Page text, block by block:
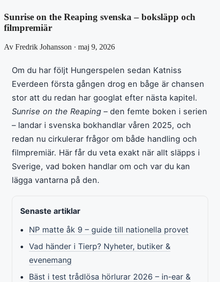
Sunrise on the Reaping svenska – boksläpp och
filmpremiär
Av Fredrik Johansson · maj 9, 2026
Om du har följt Hungerspelen sedan Katniss
Everdeen första gången drog en båge är chansen
stor att du redan har googlat efter nästa kapitel.
Sunrise on the Reaping – den femte boken i serien
– landar i svenska bokhandlar våren 2025, och
redan nu cirkulerar frågor om både handling och
filmpremiär. Här får du veta exakt när allt släpps i
Sverige, vad boken handlar om och var du kan
lägga vantarna på den.
Senaste artiklar
NP matte åk 9 – guide till nationella provet
Vad händer i Tierp? Nyheter, butiker &
evenemang
Bäst i test trådlösa hörlurar 2026 – in-ear &